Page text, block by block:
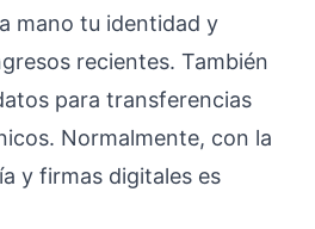
mano tu identidad y
recientes. También
para transferencias
Normalmente, con la
y firmas digitales es